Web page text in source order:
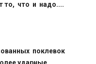
то, что и надо....
поклевок